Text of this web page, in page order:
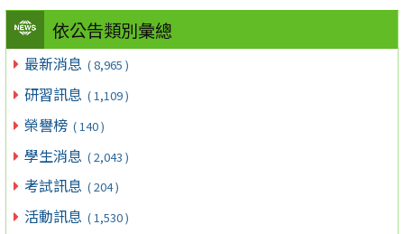
依公告類別彙總
最新消息 ( 8,965 )
研習訊息 ( 1,109 )
榮譽榜 ( 140 )
學生消息 ( 2,043 )
考試訊息 ( 204 )
活動訊息 ( 1,530 )